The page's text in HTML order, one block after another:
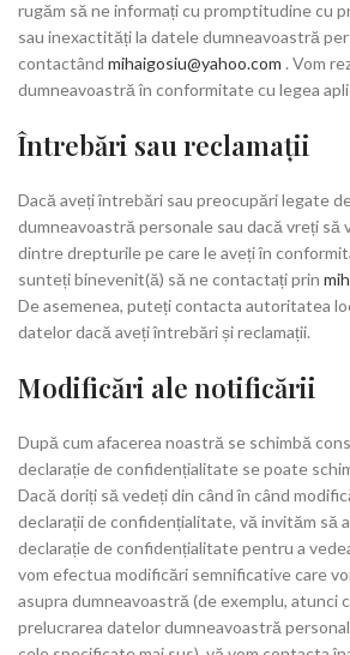
rugăm să ne informați cu promptitudine cu
sau inexactități la datele dumneavoastră
contactând mihaigosiu@yahoo.com . Vom
dumneavoastră în conformitate cu legea
Întrebări sau reclamații
Dacă aveți întrebări sau preocupări legate
dumneavoastră personale sau dacă vreți să
dintre drepturile pe care le aveți în
sunteți binevenit(ă) să ne contactați prin
De asemenea, puteți contacta autoritatea
datelor dacă aveți întrebări și reclamații.
Modificări ale notificării
După cum afacerea noastră se schimbă
declarație de confidențialitate se poate
Dacă doriți să vedeți din când în când
declarații de confidențialitate, vă invităm să
declarație de confidențialitate pentru a
vom efectua modificări semnificative care
asupra dumneavoastră (de exemplu, atunci
prelucrarea datelor dumneavoastră